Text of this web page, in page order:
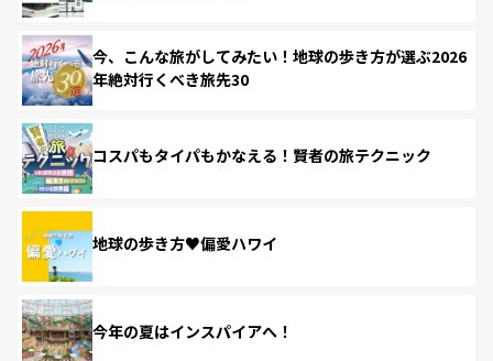
今、こんな旅がしてみたい！地球の歩き方が選ぶ2026
年絶対行くべき旅先30
コスパもタイパもかなえる！賢者の旅テクニック
地球の歩き方♥偏愛ハワイ
今年の夏はインスパイアへ！